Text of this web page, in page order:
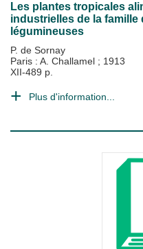
Les plantes tropicales
industrielles de la famille
légumineuses
P. de Sornay
Paris : A. Challamel ; 1913
XII-489 p.
Plus d'information...